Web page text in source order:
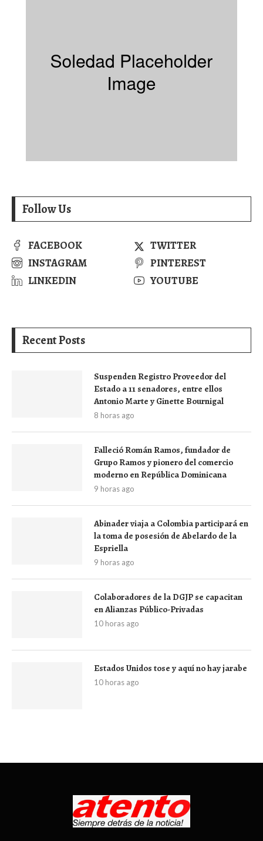
Follow Us
FACEBOOK
TWITTER
INSTAGRAM
PINTEREST
LINKEDIN
YOUTUBE
Recent Posts
Suspenden Registro Proveedor del
Estado a 11 senadores, entre ellos
Antonio Marte y Ginette Bournigal
8 horas ago
Falleció Román Ramos, fundador de
Grupo Ramos y pionero del comercio
moderno en República Dominicana
9 horas ago
Abinader viaja a Colombia participará en
la toma de posesión de Abelardo de la
Espriella
9 horas ago
Colaboradores de la DGJP se capacitan
en Alianzas Público-Privadas
10 horas ago
Estados Unidos tose y aquí no hay jarabe
10 horas ago